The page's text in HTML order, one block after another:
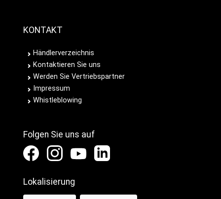
KONTAKT
Händlerverzeichnis
Kontaktieren Sie uns
Werden Sie Vertriebspartner
Impressum
Whistleblowing
Folgen Sie uns auf
Lokalisierung